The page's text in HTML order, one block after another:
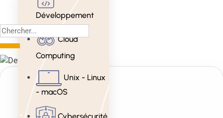
Développement
Cloud
Computing
Unix - Linux
- macOS